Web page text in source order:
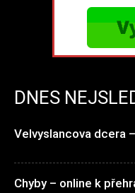
DNES
Velvyslancova dcera
Chyby – online k